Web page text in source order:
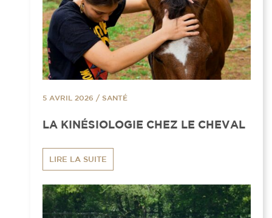
5 AVRIL 2026 / SANTÉ
LA KINÉSIOLOGIE CHEZ LE CHEVAL
LIRE LA SUITE